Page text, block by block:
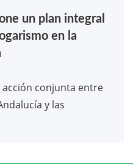
un plan integral
en la
acción conjunta entre
y las